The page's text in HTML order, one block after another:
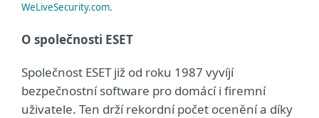
WeLiveSecurity.com.
O společnosti ESET
Společnost ESET již od roku 1987 vyvíjí
bezpečnostní software pro domácí i firemní
uživatele. Ten drží rekordní počet ocenění a díky